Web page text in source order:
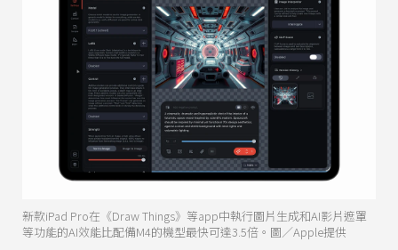
新款iPad Pro在《Draw Things》等app中執行圖片生成和AI影片遮罩
等功能的AI效能比配備M4的機型最快可達3.5倍。圖／Apple提供